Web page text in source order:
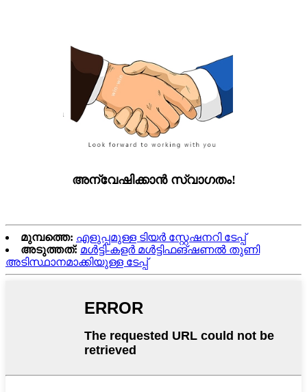
അന്വേഷിക്കാൻ സ്വാഗതം!
മുമ്പത്തെ: എളുപ്പമുള്ള ടിയർ സ്റ്റേഷനറി ടേപ്പ്
അടുത്തത്: മൾട്ടി-കളർ മൾട്ടിഫങ്ഷണൽ തുണി
അടിസ്ഥാനമാക്കിയുള്ള ടേപ്പ്